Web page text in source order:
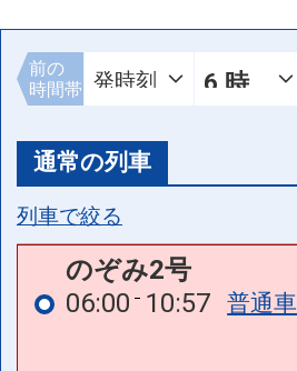
前の
時間帯
通常の列車
列車で絞る
のぞみ2号
06:00 10:57 普通車